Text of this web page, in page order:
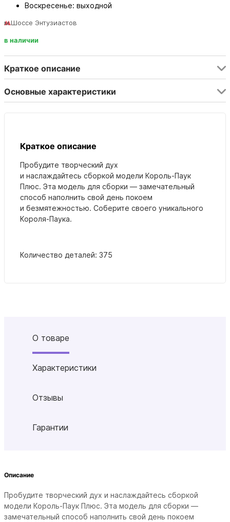
Воскресенье: выходной
м.Шоссе Энтузиастов
в наличии
Краткое описание
Основные характеристики
Краткое описание
Пробудите творческий дух
и наслаждайтесь сборкой модели Король-Паук
Плюс. Эта модель для сборки — замечательный
способ наполнить свой день покоем
и безмятежностью. Соберите своего уникального
Короля-Паука.
Количество деталей: 375
О товаре
Характеристики
Отзывы
Гарантии
Описание
Пробудите творческий дух и наслаждайтесь сборкой
модели Король-Паук Плюс. Эта модель для сборки —
замечательный способ наполнить свой день покоем